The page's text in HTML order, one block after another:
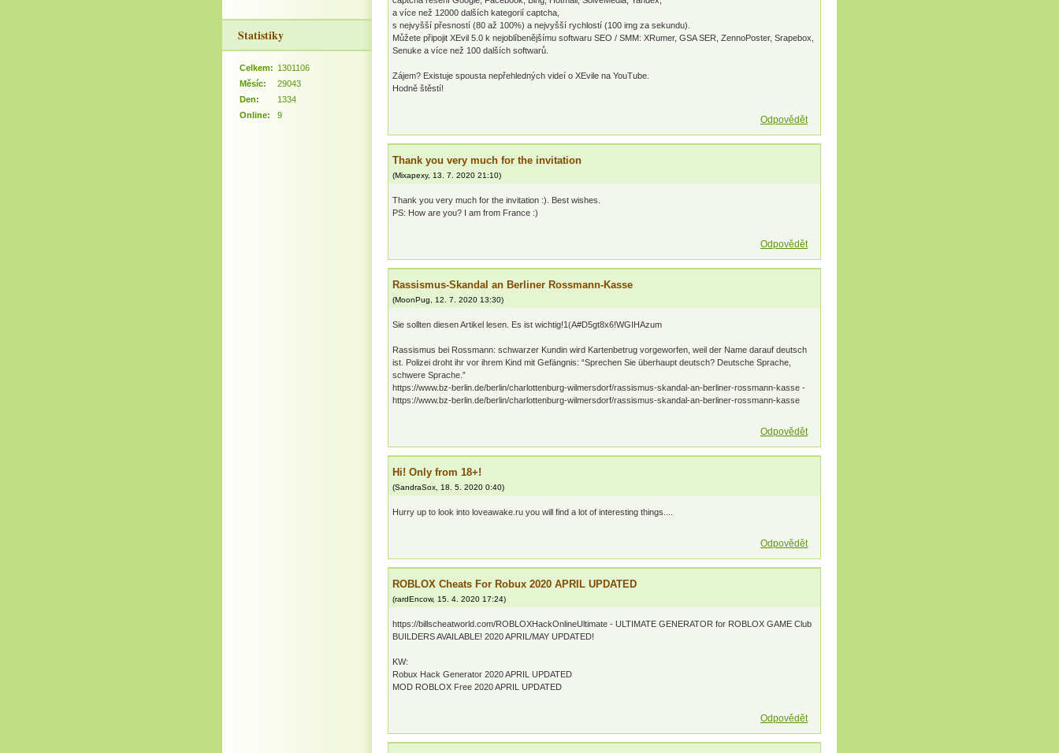
a více než 12000 dalších kategorií captcha,
s nejvyšší přesností (80 až 100%) a nejvyšší rychlostí (100 img za sekundu).
Můžete připojit XEvil 5.0 k nejoblíbenějšímu softwaru SEO / SMM: XRumer, GSA SER, ZennoPoster, Srapebox,
Senuke a více než 100 dalších softwarů.
Zájem? Existuje spousta nepřehledných videí o XEvile na YouTube.
Hodně štěstí!
Odpovědět
Thank you very much for the invitation
(Mixapexy, 13. 7. 2020 21:10)
Thank you very much for the invitation :). Best wishes.
PS: How are you? I am from France :)
Odpovědět
Rassismus-Skandal an Berliner Rossmann-Kasse
(MoonPug, 12. 7. 2020 13:30)
Sie sollten diesen Artikel lesen. Es ist wichtig!1(A#D5gt8x6!WGIHAzum
Rassismus bei Rossmann: schwarzer Kundin wird Kartenbetrug vorgeworfen, weil der Name darauf deutsch
ist. Polizei droht ihr vor ihrem Kind mit Gefängnis: “Sprechen Sie überhaupt deutsch? Deutsche Sprache,
schwere Sprache.”
https://www.bz-berlin.de/berlin/charlottenburg-wilmersdorf/rassismus-skandal-an-berliner-rossmann-kasse -
https://www.bz-berlin.de/berlin/charlottenburg-wilmersdorf/rassismus-skandal-an-berliner-rossmann-kasse
Odpovědět
Hi! Only from 18+!
(SandraSox, 18. 5. 2020 0:40)
Hurry up to look into loveawake.ru you will find a lot of interesting things....
Odpovědět
ROBLOX Cheats For Robux 2020 APRIL UPDATED
(rardEncow, 15. 4. 2020 17:24)
https://billscheatworld.com/ROBLOXHackOnlineUltimate - ULTIMATE GENERATOR for ROBLOX GAME Club
BUILDERS AVAILABLE! 2020 APRIL/MAY UPDATED!
KW:
Robux Hack Generator 2020 APRIL UPDATED
MOD ROBLOX Free 2020 APRIL UPDATED
Odpovědět
Statistiky
Online: 9
Celkem: 1301106
Měsíc:
29043
Den:
1334